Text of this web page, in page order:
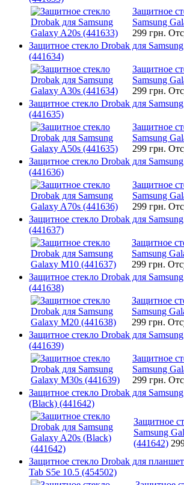
Защитное
Samsung
299 грн.
Защитное стекло Drobak для
(441634)
Защитное
Samsung
299 грн.
Защитное стекло Drobak для
(441635)
Защитное
Samsung
299 грн.
Защитное стекло Drobak для
(441636)
Защитное
Samsung
299 грн.
Защитное стекло Drobak для
(441637)
Защитное
Samsung
299 грн.
Защитное стекло Drobak для
(441638)
Защитное
Samsung
299 грн.
Защитное стекло Drobak для
(441639)
Защитное
Samsung
299 грн.
Защитное стекло Drobak для
(Black) (441642)
Защитное
Samsung
(441642)
Защитное стекло Drobak для
Tab S5e 10.5 (454502)